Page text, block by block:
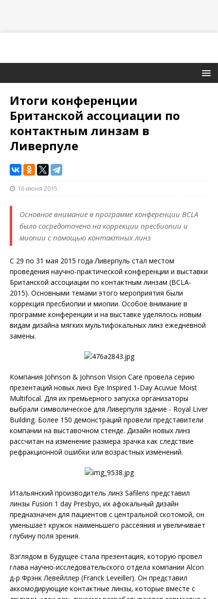
Итоги конференции
Британской ассоциации по
контактным линзам в
Ливерпуле
16 июня 2015
Основное внимание в программе конференции BCLA
было сосредоточено на коррекции пресбиопии и
миопии с помощью контактных линз
С 29 по 31 мая 2015 года Ливерпуль стал местом
проведения научно-практической конференции и выставки
Британской ассоциации по контактным линзам (BCLA-
2015). Основными темами этого мероприятия были
коррекция пресбиопии и миопии. Особое внимание в
программе конференции и на выставке уделялось новым
видам дизайна мягких мультифокальных линз ежедневной
замены.
Компания Johnson & Johnson Vision Care провела серию
презентаций новых линз Eye Inspired 1-Day Acuvue Moist
Multifocal. Для их премьерного запуска организаторы
выбрали символическое для Ливерпуля здание - Royal Liver
Building. Более 150 демонстраций провели представители
компании на выставочном стенде. Дизайн новых линз
рассчитан на изменение размера зрачка как следствие
рефракционной ошибки или возрастных изменений.
Итальянский производитель линз Safilens представил
линзы Fusion 1 day Presbyo, их афокальный дизайн
предназначен для пациентов с центральной скотомой, он
уменьшает кружок наименьшего рассеяния и увеличивает
глубину поля зрения.
Взглядом в будущее стала презентация, которую провел
глава научно-исследовательского отдела компании Alcon
д-р Фрэнк Левейллер (Franck Leveiller). Он представил
аккомодирующие контактные линзы, которые вместе с